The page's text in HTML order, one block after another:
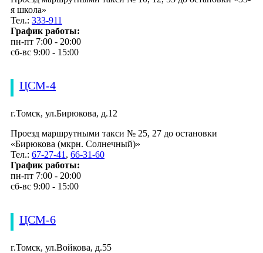
я школа»
Тел.: 333-911
График работы:
пн-пт 7:00 - 20:00
сб-вс 9:00 - 15:00
ЦСМ-4
г.Томск, ул.Бирюкова, д.12
Проезд маршрутными такси № 25, 27 до остановки
«Бирюкова (мкрн. Солнечный)»
Тел.: 67-27-41 , 66-31-60
График работы:
пн-пт 7:00 - 20:00
сб-вс 9:00 - 15:00
ЦСМ-6
г.Томск, ул.Войкова, д.55